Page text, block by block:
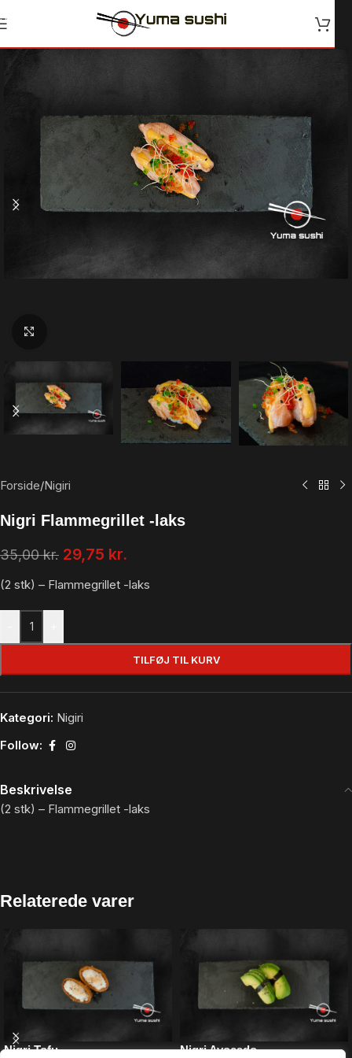
Skip to navigation
Forside/Nigiri
Nigri Flammegrillet -laks
35,00kr. 29,75 kr.
(2 stk) – Flammegrillet -laks
TILFØJ TIL KURV
Kategori: Nigiri
Follow:
Beskrivelse
(2 stk) – Flammegrillet -laks
Relaterede varer
Nigri Tofu Nigri Avocado